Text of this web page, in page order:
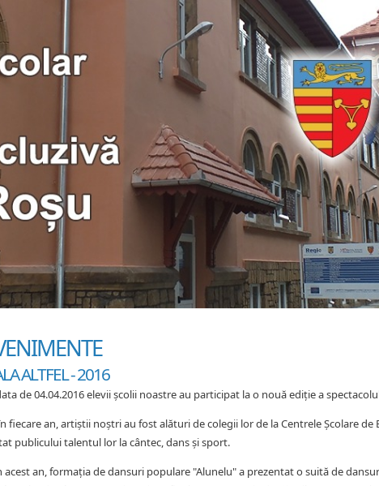
ALTFEL - 2016
de 04.04.2016 elevii școlii noastre au participat la o nouă ediție a
fiecare an, artiștii noștri au fost alături de colegii lor de la Centrele Școlare
publicului talentul lor la cântec, dans și sport.
acest an, formația de dansuri populare "Alunelu" a prezentat o suită de